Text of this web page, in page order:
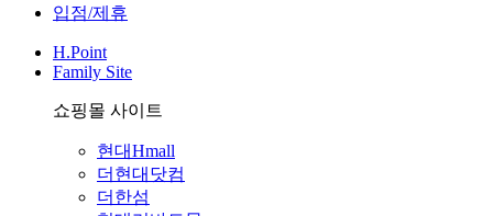
입점/제휴
H.Point
Family Site
쇼핑몰 사이트
현대Hmall
더현대닷컴
더한섬